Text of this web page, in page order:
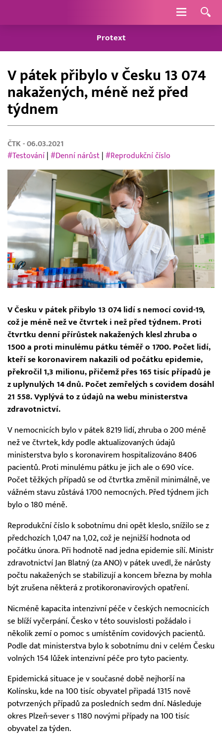
Navigace
Protext
V pátek přibylo v Česku 13 074
nakažených, méně než před
týdnem
ČTK - 06.03.2021
#Testování #Denní nárůst #Reprodukční číslo
V Česku v pátek přibylo 13 074 lidí s nemocí covid-19,
což je méně než ve čtvrtek i než před týdnem. Proti
čtvrtku denní přírůstek nakažených klesl zhruba o
1500 a proti minulému pátku téměř o 1700. Počet lidí,
kteří se koronavirem nakazili od počátku epidemie,
překročil 1,3 milionu, přičemž přes 165 tisíc případů je
z uplynulých 14 dnů. Počet zemřelých s covidem dosáhl
21 558. Vyplývá to z údajů na webu ministerstva
zdravotnictví.
V nemocnicích bylo v pátek 8219 lidí, zhruba o 200 méně
než ve čtvrtek, kdy podle aktualizovaných údajů
ministerstva bylo s koronavirem hospitalizováno 8406
pacientů. Proti minulému pátku je jich ale o 690 více.
Počet těžkých případů se od čtvrtka změnil minimálně, ve
vážném stavu zůstává 1700 nemocných. Před týdnem jich
bylo o 180 méně.
Reprodukční číslo k sobotnímu dni opět kleslo, snížilo se z
předchozích 1,047 na 1,02, což je nejnižší hodnota od
počátku února. Při hodnotě nad jedna epidemie sílí. Ministr
zdravotnictví Jan Blatný (za ANO) v pátek uvedl, že nárůsty
počtu nakažených se stabilizují a koncem března by mohla
být zrušena některá z protikoronavirových opatření.
Nicméně kapacita intenzivní péče v českých nemocnicích
se blíží vyčerpání. Česko v této souvislosti požádalo i
několik zemí o pomoc s umístěním covidových pacientů.
Podle dat ministerstva bylo k sobotnímu dni v celém Česku
volných 154 lůžek intenzivní péče pro tyto pacienty.
Epidemická situace je v současné době nejhorší na
Kolínsku, kde na 100 tisíc obyvatel připadá 1315 nově
potvrzených případů za posledních sedm dní. Následuje
okres Plzeň-sever s 1180 novými případy na 100 tisíc
obyvatel za týden.